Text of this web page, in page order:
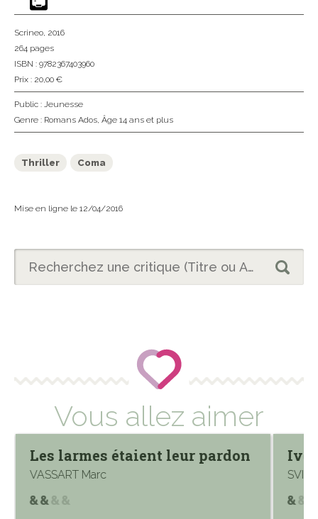
Scrineo, 2016
264 pages
ISBN : 9782367403960
Prix : 20,00 €
Public : Jeunesse
Genre : Romans Ados, Âge 14 ans et plus
Thriller Coma
Mise en ligne le 12/04/2016
Vous allez aimer
Les larmes étaient leur pardon
VASSART Marc